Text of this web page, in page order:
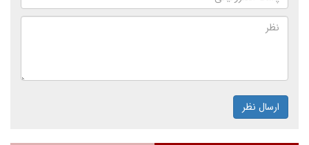
ارسال نظر